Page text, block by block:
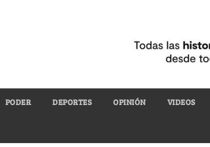
PODER DEPORTES OPINIÓN VIDEOS